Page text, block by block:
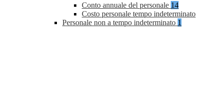
Conto annuale del personale 14
Costo personale tempo indeterminato
Personale non a tempo indeterminato 1